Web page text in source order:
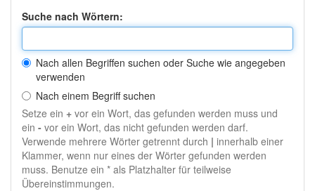
Suche nach Wörtern:
Nach allen Begriffen suchen oder Suche wie angegeben
verwenden
Nach einem Begriff suchen
Setze ein + vor ein Wort, das gefunden werden muss und
ein - vor ein Wort, das nicht gefunden werden darf.
Verwende mehrere Wörter getrennt durch | innerhalb einer
Klammer, wenn nur eines der Wörter gefunden werden
muss. Benutze ein * als Platzhalter für teilweise
Übereinstimmungen.